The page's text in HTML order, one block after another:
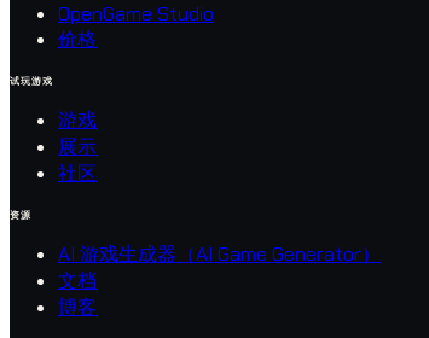
OpenGame Studio
价格
试玩游戏
游戏
展示
社区
资源
AI 游戏生成器（AI Game Generator）
文档
博客